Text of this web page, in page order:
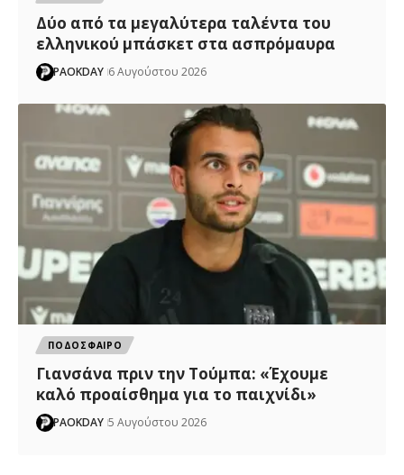
Δύο από τα μεγαλύτερα ταλέντα του
ελληνικού μπάσκετ στα ασπρόμαυρα
PAOKDAY 6 Αυγούστου 2026
ΠΟΔΟΣΦΑΙΡΟ
Γιανσάνα πριν την Τούμπα: «Έχουμε
καλό προαίσθημα για το παιχνίδι»
PAOKDAY 5 Αυγούστου 2026